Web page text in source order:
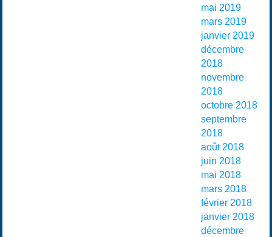
mai 2019
mars 2019
janvier 2019
décembre
2018
novembre
2018
octobre 2018
septembre
2018
août 2018
juin 2018
mai 2018
mars 2018
février 2018
janvier 2018
décembre